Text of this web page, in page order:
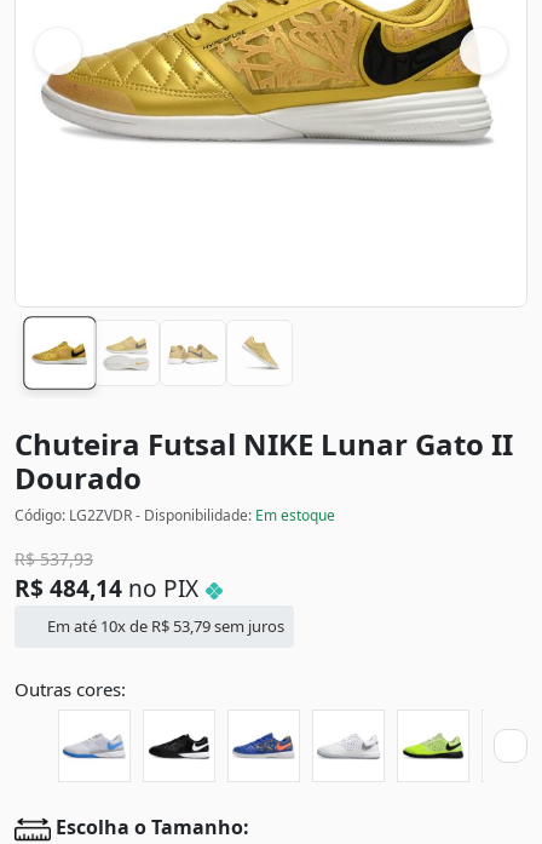
Chuteira Futsal NIKE Lunar Gato II
Dourado
Código: LG2ZVDR - Disponibilidade: Em estoque
R$537,93
R$ 484,14 no PIX
Em até 10x de R$ 53,79sem juros
Outras cores:
Escolha o Tamanho: